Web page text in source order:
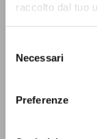
raccolto dal tuo
delNecessari
Preferenze
LEGGI IL